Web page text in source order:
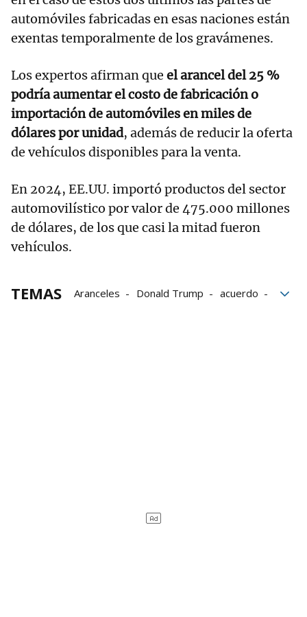
automóviles fabricadas en esas naciones están
exentas temporalmente de los gravámenes.
Los expertos afirman que el arancel del 25 %
podría aumentar el costo de fabricación o
importación de automóviles en miles de
dólares por unidad, además de reducir la oferta
de vehículos disponibles para la venta.
En 2024, EE.UU. importó productos del sector
automovilístico por valor de 475.000 millones
de dólares, de los que casi la mitad fueron
vehículos.
TEMAS Aranceles Donald Trump
acuerdo